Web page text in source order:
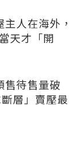
人在海外，
天才「開
售待售量破
層」賣壓最